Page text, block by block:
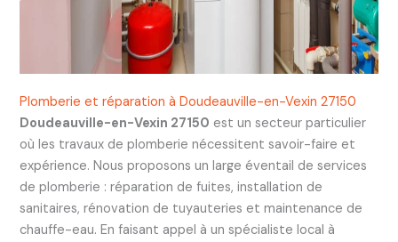
Plomberie et réparation à Doudeauville-en-Vexin 27150
Doudeauville-en-Vexin 27150 est un secteur particulier
où les travaux de plomberie nécessitent savoir-faire et
expérience. Nous proposons un large éventail de services
de plomberie : réparation de fuites, installation de
sanitaires, rénovation de tuyauteries et maintenance de
chauffe-eau. En faisant appel à un spécialiste local à